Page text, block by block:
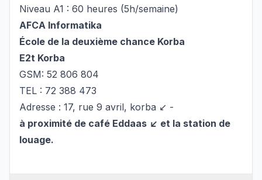
Niveau A1 : 60 heures (5h/semaine)
AFCA Informatika
École de la deuxième chance Korba
E2t Korba
GSM: 52 806 804
TEL : 72 388 473
Adresse : 17, rue 9 avril, korba ↙️ -
à proximité de café Eddaas ↙️ et la station de
louage.